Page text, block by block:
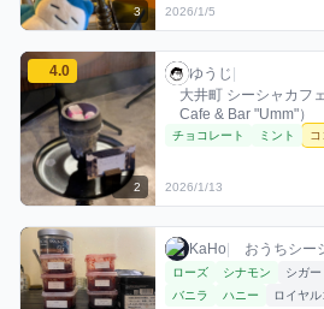
3 2026/1/5
ゆうじのココナッツミックスを見る
4.0
2
ゆうじ / お店シー
ゆうじ |
大井町 シーシャカフ
Cafe & Bar "Umm"）
利用フレーバー
チョコレート ミント
評価
2026/1/13
KaHoのココナッツミックスを見る
KaHo / おうちシ
KaHo| おうちシー
利用フレーバー
ローズ シナモン シガー
バニラ
ハニー ロイヤ